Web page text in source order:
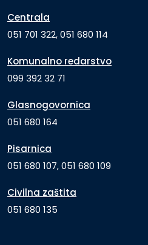
Centrala
051 701 322, 051 680 114
Komunalno redarstvo
099 392 32 71
Glasnogovornica
051 680 164
Pisarnica
051 680 107, 051 680 109
Civilna zaštita
051 680 135